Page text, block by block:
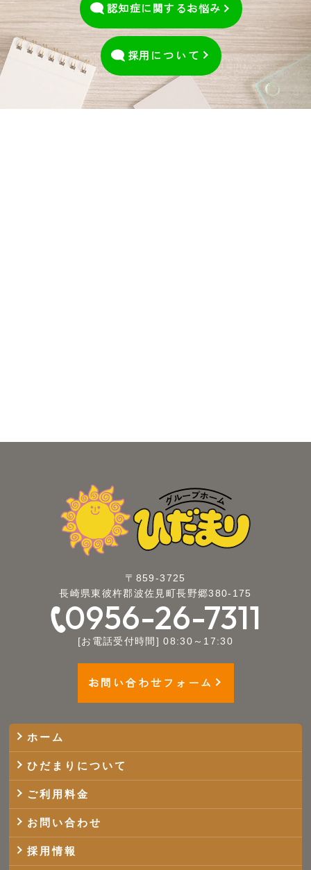
認知症に関するお悩み
採用 について
〒859-3725
長崎県東彼杵郡波佐見町長野郷380-175
0956-26-7311
[お電話受付時間] 08:30～17:30
お問い合わせフォーム
ホーム
ひだまりについて
ご利用料金
お問い合わせ
採用情報